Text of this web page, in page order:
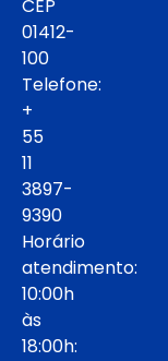
CEP
01412-
100
Telefone:
+
55
11
3897-
9390
Horário
atendimento:
10:00h
às
18:00h: